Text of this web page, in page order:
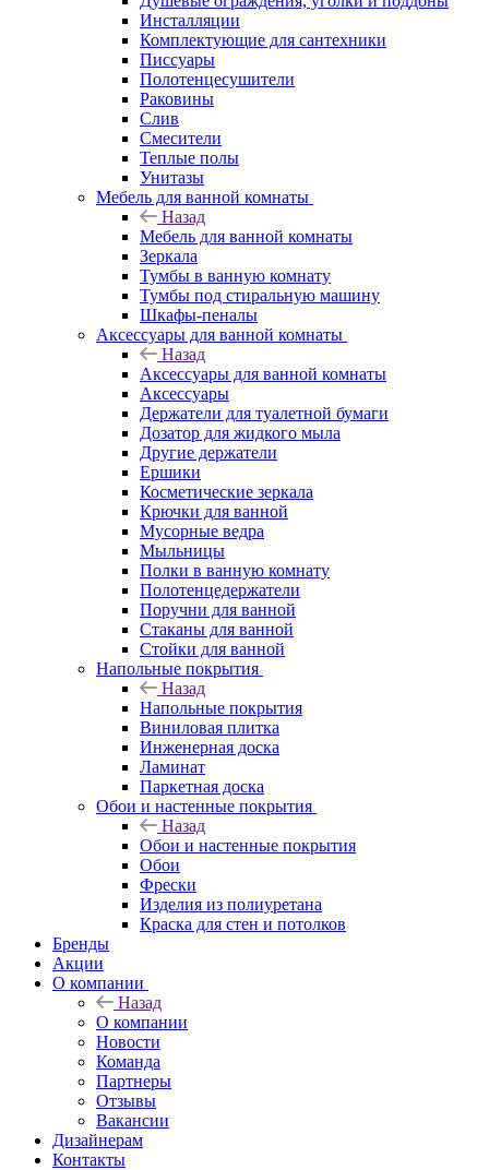
Инсталляции
Комплектующие для сантехники
Писсуары
Полотенцесушители
Раковины
Слив
Смесители
Теплые полы
Унитазы
Мебель для ванной комнаты
Назад
Мебель для ванной комнаты
Зеркала
Тумбы в ванную комнату
Тумбы под стиральную машину
Шкафы-пеналы
Аксессуары для ванной комнаты
Назад
Аксессуары для ванной комнаты
Аксессуары
Держатели для туалетной бумаги
Дозатор для жидкого мыла
Другие держатели
Ершики
Косметические зеркала
Крючки для ванной
Мусорные ведра
Мыльницы
Полки в ванную комнату
Полотенцедержатели
Поручни для ванной
Стаканы для ванной
Стойки для ванной
Напольные покрытия
Назад
Напольные покрытия
Виниловая плитка
Инженерная доска
Ламинат
Паркетная доска
Обои и настенные покрытия
Назад
Обои и настенные покрытия
Обои
Фрески
Изделия из полиуретана
Краска для стен и потолков
Бренды
Акции
О компании
Назад
О компании
Новости
Команда
Партнеры
Отзывы
Вакансии
Дизайнерам
Контакты